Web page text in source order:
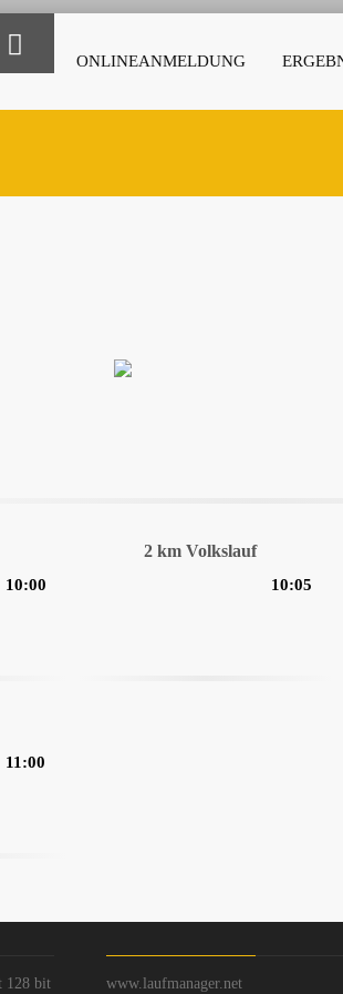
ONLINEANMELDUNG
10:00
2 km Volkslauf
10:05
11:00
128 bit
www.laufmanager.net